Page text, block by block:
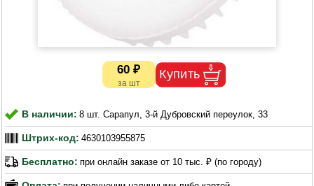
60 ₽
В наличии: 8 шт. Сарапул, 3-й Дубровский переулок, 33
Штрих-код: 4630103955875
Бесплатно: при онлайн заказе от 10 тыс. ₽ (по городу)